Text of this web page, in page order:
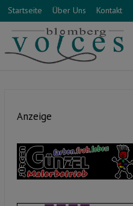
Startseite Über Uns Kontakt
Anzeige